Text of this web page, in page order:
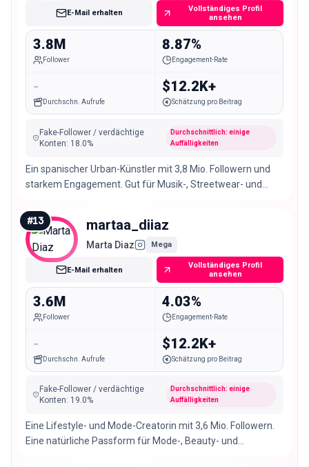
E-Mail erhalten
Vollständiges Profil
ansehen
3.8M
Follower
8.87%
Engagement-Rate
-
Durchschn. Aufrufe
$12.2K+
Schätzung pro Beitrag
Fake-Follower / verdächtige
Konten: 18.0%
Durchschnittlich: einige
Auffälligkeiten
Ein spanischer Urban-Künstler mit 3,8 Mio. Followern und
starkem Engagement. Gut für Musik-, Streetwear- und
#13 martaa_diiaz
Marta Diaz Mega
E-Mail erhalten
Vollständiges Profil
ansehen
3.6M
Follower
4.03%
Engagement-Rate
-
Durchschn. Aufrufe
$12.2K+
Schätzung pro Beitrag
Fake-Follower / verdächtige
Konten: 19.0%
Durchschnittlich: einige
Auffälligkeiten
Eine Lifestyle- und Mode-Creatorin mit 3,6 Mio. Followern.
Eine natürliche Passform für Mode-, Beauty- und